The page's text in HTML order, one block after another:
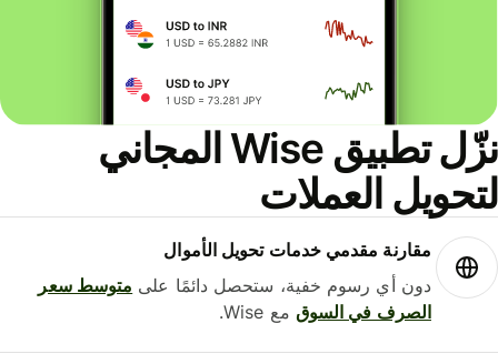
نزّل تطبيق Wise المجاني
العملات
مقارنة مقدمي خدمات تحويل الأموال
دون أي رسوم خفية، ستحصل دائمًا علىمتوسط ​​سعر
الصرف في السوقمع Wise.